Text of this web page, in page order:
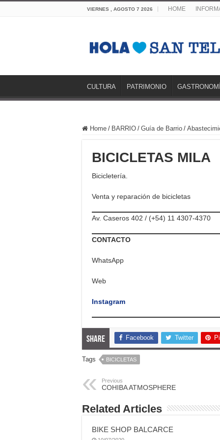
VIERNES , AGOSTO 7 2026 HOME
CULTURA PATRIMONIO
Home / BARRIO / Guía de Barrio /
BICICLETAS MILA
Bicicletería.
Venta y reparación de bicicletas
Av. Caseros 402 / (+54) 11 4307-4370
CONTACTO
WhatsApp
Web
Instagram
Share Facebook Twitter
Tags BICICLETAS
Previous
COHIBA ATMOSPHERE
Related Articles
BIKE SHOP BALCARCE